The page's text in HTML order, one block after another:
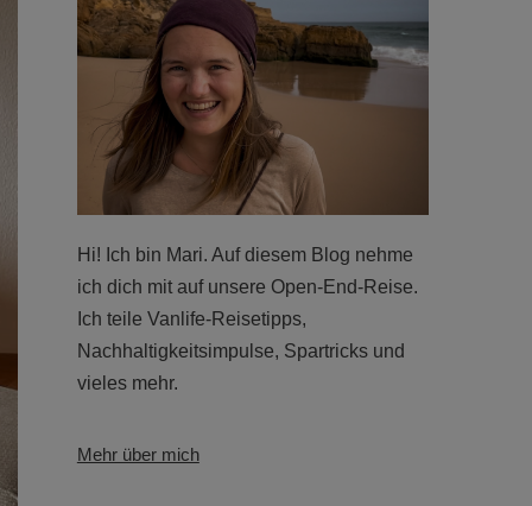
h
e
h
:
Hi! Ich bin Mari. Auf diesem Blog nehme
ich dich mit auf unsere Open-End-Reise.
Ich teile Vanlife-Reisetipps,
Nachhaltigkeitsimpulse, Spartricks und
vieles mehr.
Mehr über mich